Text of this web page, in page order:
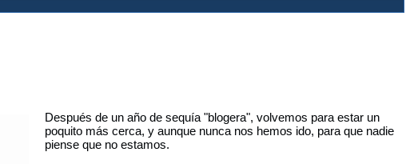
Después de un año de sequía "blogera", volvemos para estar un
poquito más cerca, y aunque nunca nos hemos ido, para que nadie
piense que no estamos.